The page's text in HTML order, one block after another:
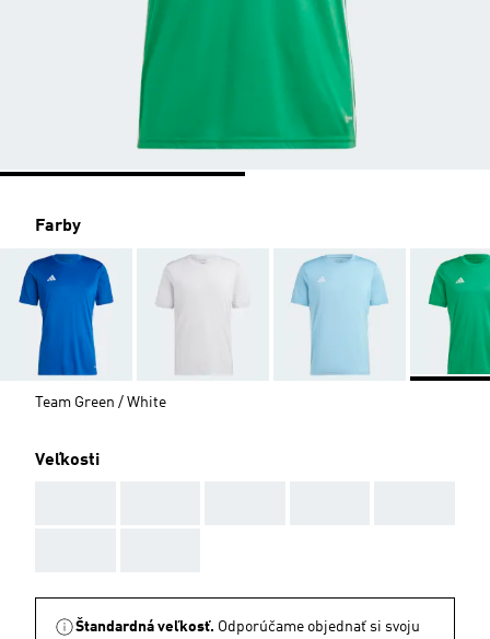
Farby
Team Green / White
Veľkosti
Štandardná veľkosť. Odporúčame objednať si svoju